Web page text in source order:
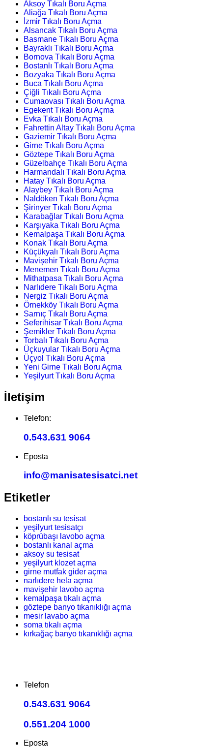
Aksoy Tıkalı Boru Açma
Aliağa Tıkalı Boru Açma
İzmir Tıkalı Boru Açma
Alsancak Tıkalı Boru Açma
Basmane Tıkalı Boru Açma
Bayraklı Tıkalı Boru Açma
Bornova Tıkalı Boru Açma
Bostanlı Tıkalı Boru Açma
Bozyaka Tıkalı Boru Açma
Buca Tıkalı Boru Açma
Çiğli Tıkalı Boru Açma
Cumaovası Tıkalı Boru Açma
Egekent Tıkalı Boru Açma
Evka Tıkalı Boru Açma
Fahrettin Altay Tıkalı Boru Açma
Gaziemir Tıkalı Boru Açma
Girne Tıkalı Boru Açma
Göztepe Tıkalı Boru Açma
Güzelbahçe Tıkalı Boru Açma
Harmandalı Tıkalı Boru Açma
Hatay Tıkalı Boru Açma
Alaybey Tıkalı Boru Açma
Naldöken Tıkalı Boru Açma
Şirinyer Tıkalı Boru Açma
Karabağlar Tıkalı Boru Açma
Karşıyaka Tıkalı Boru Açma
Kemalpaşa Tıkalı Boru Açma
Konak Tıkalı Boru Açma
Küçükyalı Tıkalı Boru Açma
Mavişehir Tıkalı Boru Açma
Menemen Tıkalı Boru Açma
Mithatpasa Tıkalı Boru Açma
Narlıdere Tıkalı Boru Açma
Nergiz Tıkalı Boru Açma
Örnekköy Tıkalı Boru Açma
Sarnıç Tıkalı Boru Açma
Seferihisar Tıkalı Boru Açma
Şemikler Tıkalı Boru Açma
Torbalı Tıkalı Boru Açma
Üçkuyular Tıkalı Boru Açma
Üçyol Tıkalı Boru Açma
Yeni Girne Tıkalı Boru Açma
Yeşilyurt Tıkalı Boru Açma
İletişim
Telefon:
0.543.631 9064
Eposta
info@manisatesisatci.net
Etiketler
bostanlı su tesisat
yeşilyurt tesisatçı
köprübaşı lavobo açma
bostanlı kanal açma
aksoy su tesisat
yeşilyurt klozet açma
girne mutfak gider açma
narlıdere hela açma
mavişehir lavobo açma
kemalpaşa tıkalı açma
göztepe banyo tıkanıklığı açma
mesir lavabo açma
soma tıkalı açma
kırkağaç banyo tıkanıklığı açma
Telefon
0.543.631 9064
0.551.204 1000
Eposta